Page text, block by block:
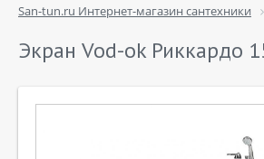
San-tun.ru Интернет-магазин сантехники
Экран Vod-ok Риккардо